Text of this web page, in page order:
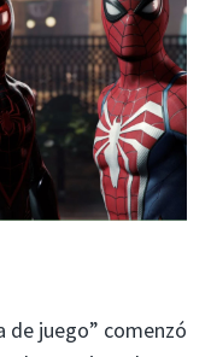
de juego” comenzó